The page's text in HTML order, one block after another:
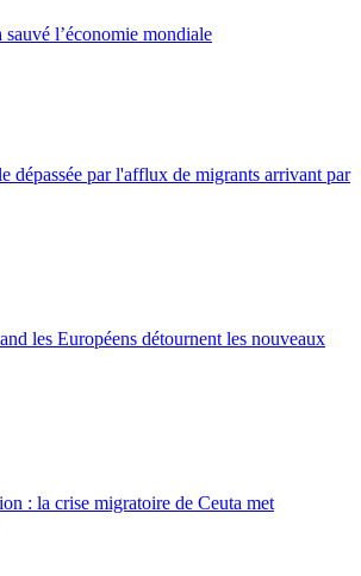
l’économie mondiale
dépassée par l'afflux de migrants arrivant par
les Européens détournent les nouveaux
: la crise migratoire de Ceuta met